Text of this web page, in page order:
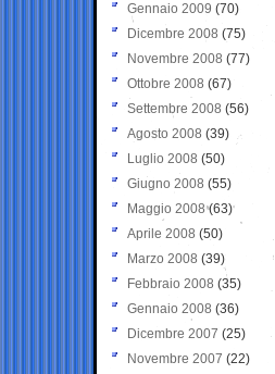
Gennaio 2009 (70)
Dicembre 2008 (75)
Novembre 2008 (77)
Ottobre 2008 (67)
Settembre 2008 (56)
Agosto 2008 (39)
Luglio 2008 (50)
Giugno 2008 (55)
Maggio 2008(63)
Aprile 2008 (50)
Marzo 2008 (39)
Febbraio 2008 (35)
Gennaio 2008 (36)
Dicembre 2007 (25)
Novembre 2007 (22)